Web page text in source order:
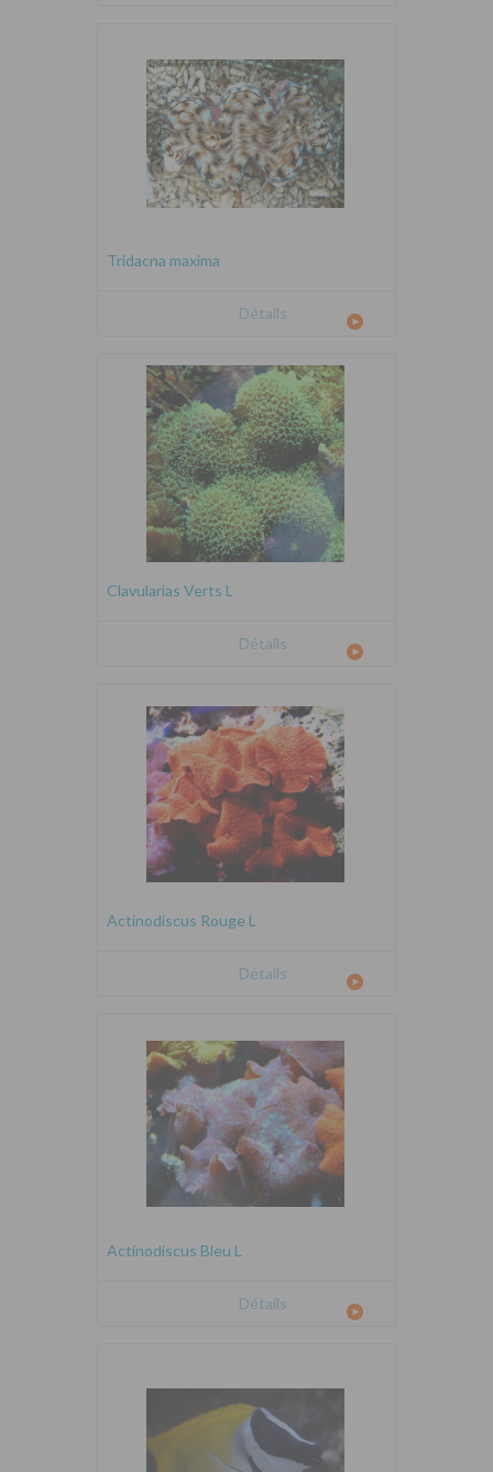
Tridacna maxima
Détails
Clavularias Verts L
Détails
Actinodiscus Rouge L
Détails
Actinodiscus Bleu L
Détails